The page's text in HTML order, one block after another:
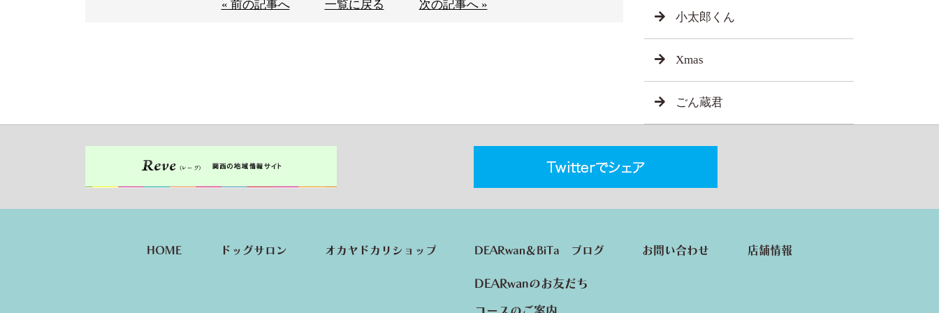
« 前の記事へ 一覧に戻る
次の記事へ »
小太郎くん
Xmas
ごん蔵君
HOME ドッグサロン オカヤドカリショップ DEARwan＆BiTa ブログ
DEARwanのお友だち
お問い合わせ 店舗情報